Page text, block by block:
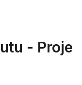
- Proje